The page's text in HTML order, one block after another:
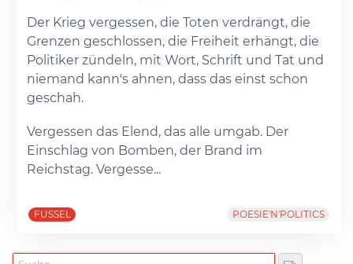
Der Krieg vergessen, die Toten verdrängt, die
Grenzen geschlossen, die Freiheit erhängt, die
Politiker zündeln, mit Wort, Schrift und Tat und
niemand kann's ahnen, dass das einst schon
geschah.
Vergessen das Elend, das alle umgab. Der
Einschlag von Bomben, der Brand im
Reichstag. Vergesse...
FUSSEL POESIE'N'POLITICS